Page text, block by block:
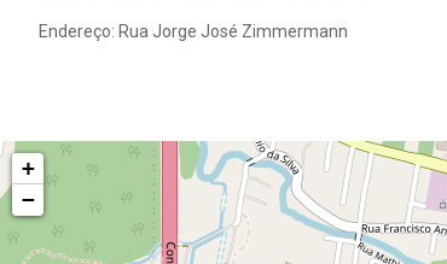
Endereço: Rua Jorge José Zimmermann
+
−